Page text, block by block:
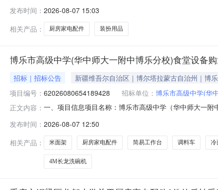
目所在行政区划编码:650502项目所在行政区划名称:新
发布时间： 2026-08-07 15:03
相关产品：
厨房家电配件 装扮用品
博乐市高级中学(华中师大一附中博乐分校)食堂设备
招标｜招标公告
新疆维吾尔自治区｜博尔塔拉蒙古自治州｜博
项目编号： 62026080654189428 招标单位： 博乐市高级中学(华
正文内容： 一、项目信息项目名称：博乐市高级中学（华中师大一
购法》第二十二条的规定。二、采购需求清单商品名称
发布时间： 2026-08-07 12:50
相关产品：
米面架 厨房家电配件 简易工作台 调料车 冷
4M长龙洗碗机